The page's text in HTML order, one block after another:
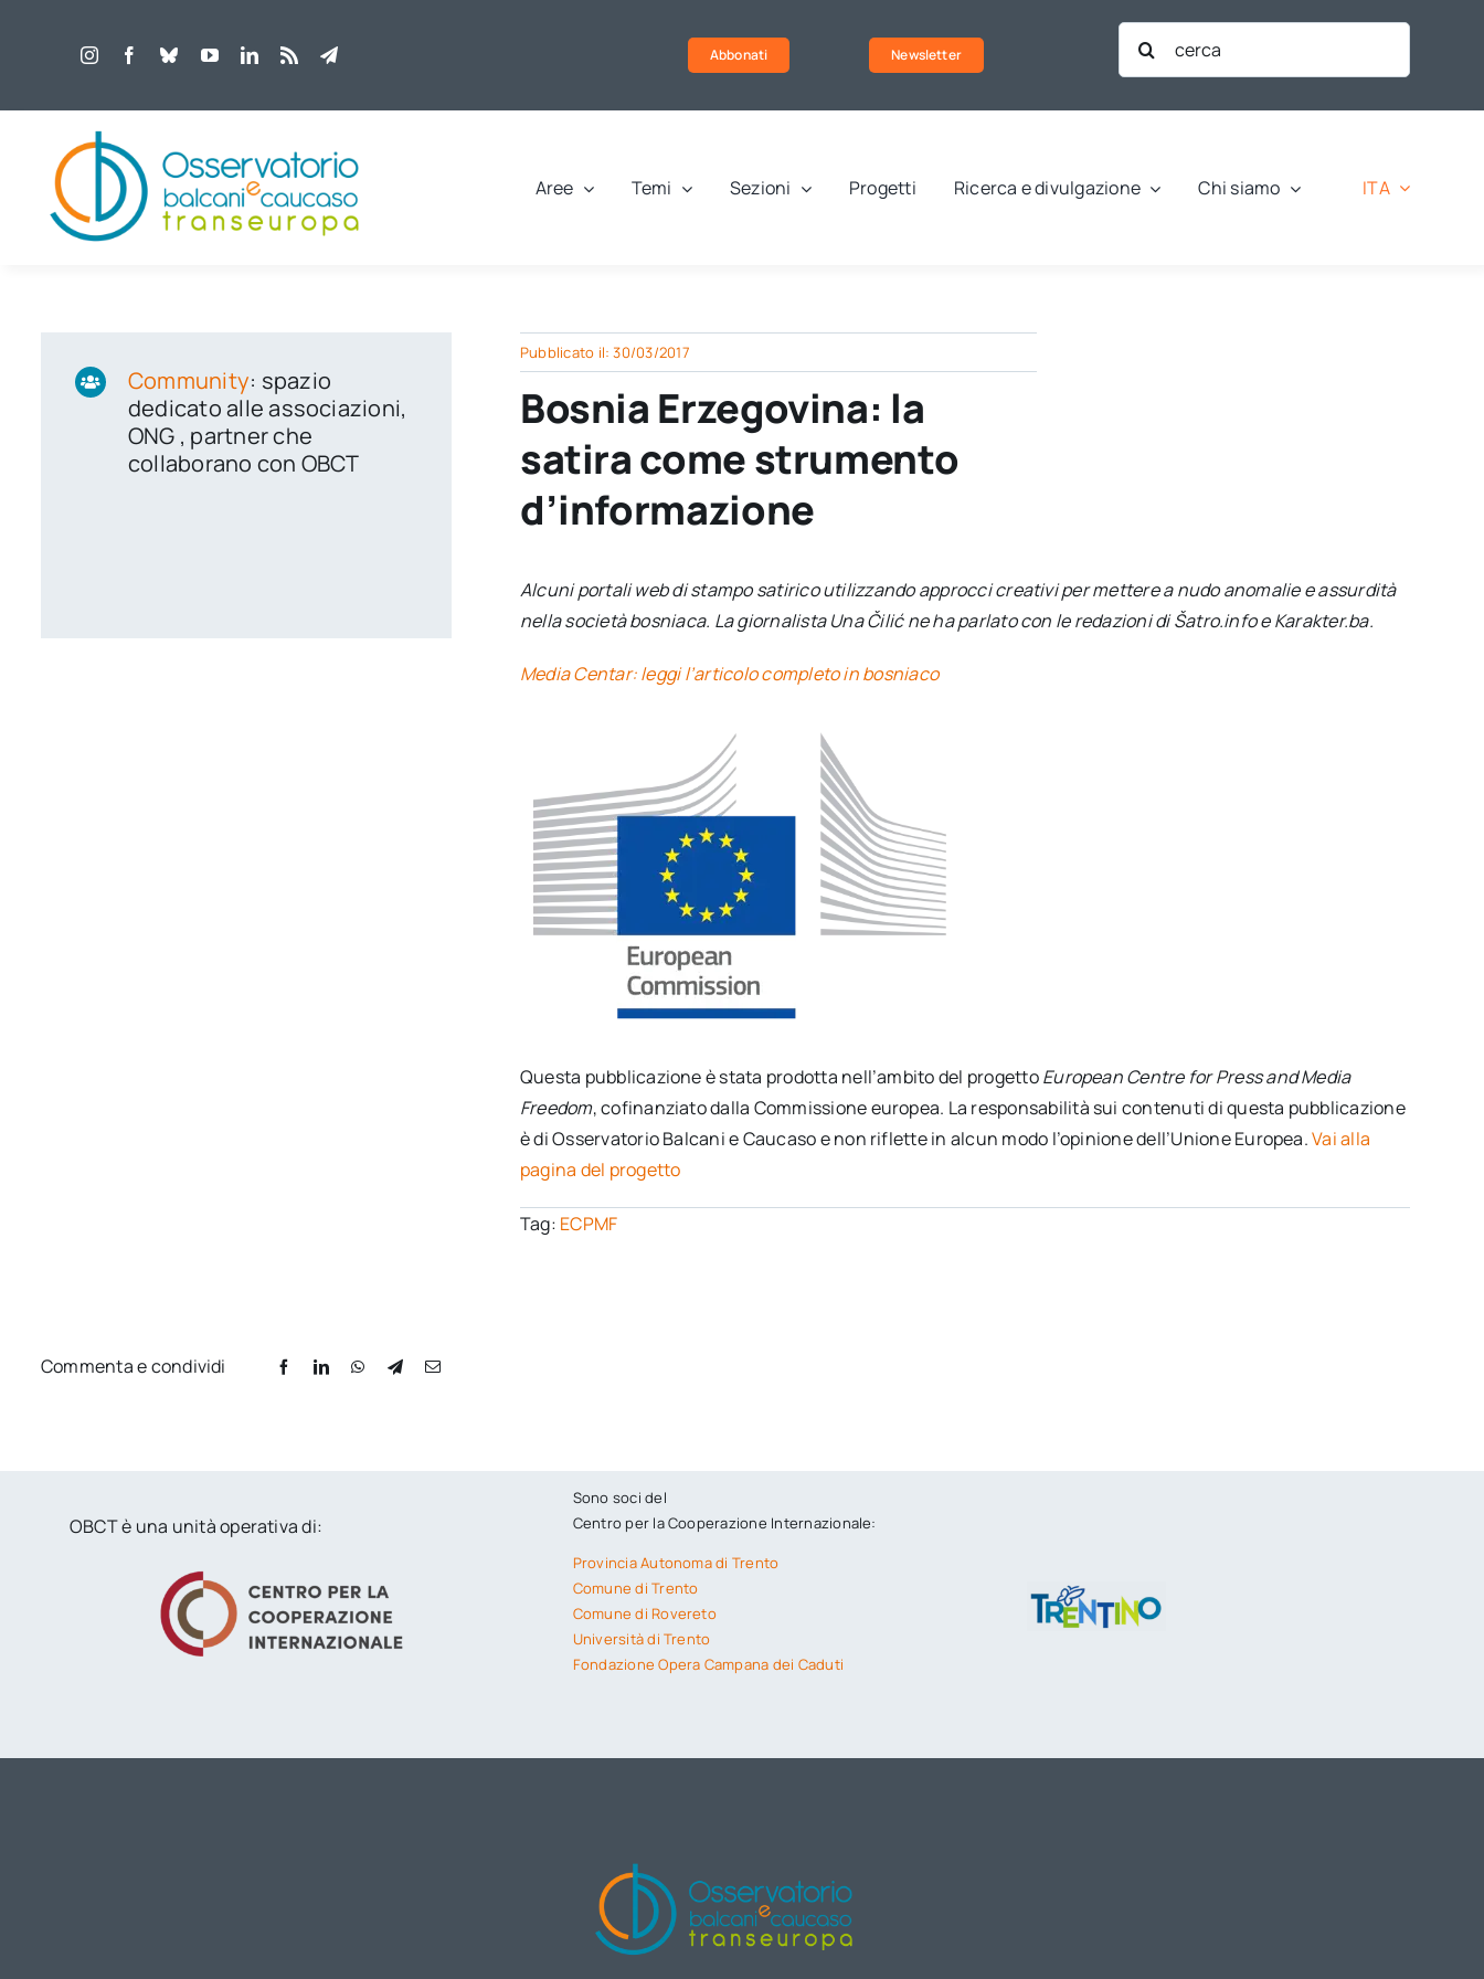
Abbonati Newsletter
Cerca
per:
Aree Temi Sezioni Progetti Ricerca e divulgazione Chi siamo ITA
Community: spazio
dedicato alle associazioni,
ONG , partner che
collaborano con OBCT
Pubblicato il: 30/03/2017
Bosnia Erzegovina: la
satira come strumento
d’informazione
Alcuni portali web di stampo satirico utilizzando approcci creativi per mettere a nudo anomalie e assurdità
nella società bosniaca. La giornalista Una Čilić ne ha parlato con le redazioni di Šatro.info e Karakter.ba.
Media Centar: leggi l’articolo completo in bosniaco
Questa pubblicazione è stata prodotta nell’ambito del progettoEuropean Centre for Press and Media
Freedom, cofinanziato dalla Commissione europea. La responsabilità sui contenuti di questa pubblicazione
è di Osservatorio Balcani e Caucaso e non riflette in alcun modo l’opinione dell’Unione Europea.Vai alla
pagina del progetto
Tag: ECPMF
Commenta e condividi
OBCT è una unità operativa di:
Sono soci del
Centro per la Cooperazione Internazionale:
Provincia Autonoma di Trento
Comune di Trento
Comune di Rovereto
Università di Trento
Fondazione Opera Campana dei Caduti